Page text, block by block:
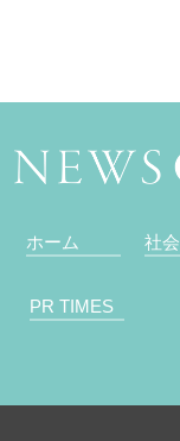
ホーム 社会
PR TIMES